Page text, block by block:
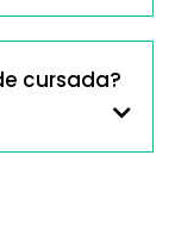
cursada?